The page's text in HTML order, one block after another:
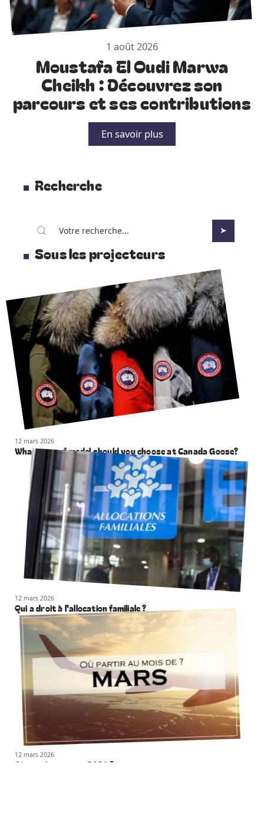
1 août 2026
Moustafa El Oudi Marwa
Cheikh : Découvrez son
parcours et ses contributions
En savoir plus
Recherche
Sous les projecteurs
12 mars 2026
What type of model should you choose at Canada Goose?
12 mars 2026
Qui a droit à l’allocation familiale ?
12 mars 2026
Où partir en mars 2021 ?